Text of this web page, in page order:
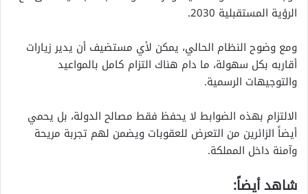
الرؤية المستقبلية 2030.
ومع وضوح النظام الحالي، يمكن لأي مستضيف أن يدير زيارات
أقاربه بكل سهولة، ما دام هناك التزام كامل بالمواعيد
والتوجيهات الرسمية.
الالتزام بهذه الضوابط لا يحفظ فقط مصالح الدولة، بل يحمي
أيضاً الزائرين من التعرض للعقوبات ويضمن لهم تجربة مريحة
وآمنة داخل المملكة.
شاهد أيضاً: